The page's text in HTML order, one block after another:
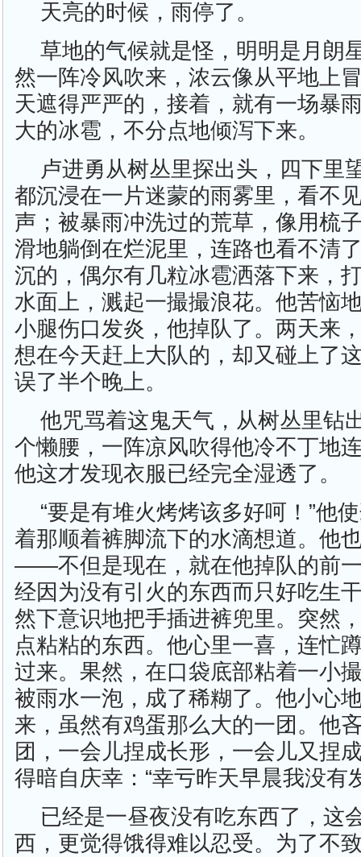
天亮的时候，雨停了。
草地的气候就是怪，明明是月朗
然一阵冷风吹来，浓云像从平地上
天遮得严严的，接着，就有一场暴
大的冰雹，不分点地倾泻下来。
卢进勇从树丛里探出头，四下里
都沉浸在一片迷蒙的雨雾里，看不
声；被暴雨冲洗过的荒草，像用梳
滑地躺倒在烂泥里，连路也看不清
沉的，偶尔有几粒冰雹洒落下来，
水面上，溅起一撮撮浪花。他苦恼
小腿伤口发炎，他掉队了。两天来
想在今天赶上大队的，却又碰上了
误了半个晚上。
他咒骂着这鬼天气，从树丛里钻
个懒腰，一阵凉风吹得他冷不丁地
他这才发现衣服已经完全湿透了。
“要是有堆火烤烤该多好呵！”他
着那顺着裤脚流下的水滴想道。他
——不但是现在，就在他掉队的前
经因为没有引火的东西而只好吃生
然下意识地把手插进裤兜里。突然
点粘粘的东西。他心里一喜，连忙
过来。果然，在口袋底部粘着一小
被雨水一泡，成了稀糊了。他小心
来，虽然有鸡蛋那么大的一团。他
团，一会儿捏成长形，一会儿又捏
得暗自庆幸：“幸亏昨天早晨我没有
已经是一昼夜没有吃东西了，这
西，更觉得饿得难以忍受。为了不